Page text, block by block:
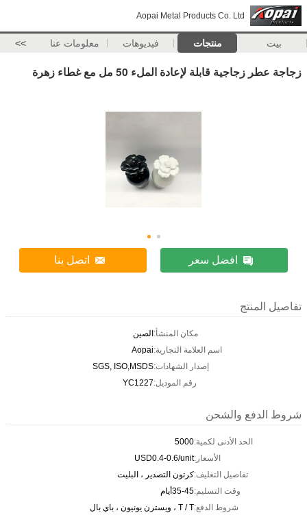
Aopai Metal Products Co. Ltd
بيت منتجات فيديوهات معلومات عنا >>
زجاجة عطر زجاجية قابلة لإعادة الملء 50 مل مع غطاء زهرة
افضل سعر اتصل بنا
تفاصيل المنتج
مكان المنشأ:الصين
اسم العلامة التجارية:Aopai
إصدار الشهادات:SGS, ISO,MSDS
رقم الموديل:YC1227
شروط الدفع والشحن
الحد الأدنى لكمية:5000
الأسعار:USD0.4-0.6/unit
تفاصيل التغليف:كرتون التصدير ، البليت
وقت التسليم:35-45أيام
شروط الدفع:T / T ، ويسترن يونيون ، باي بال